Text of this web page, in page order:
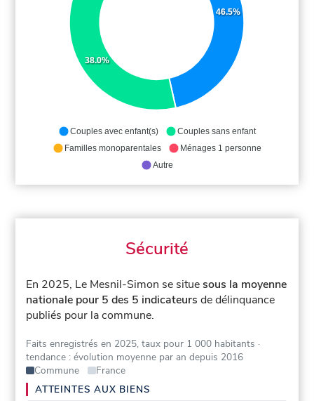
46.5%
38.0%
Couples avec enfant(s)
Couples sans enfant
Familles monoparentales
Ménages 1 personne
Autre
Sécurité
En 2025, Le Mesnil-Simon se situesous la moyenne
nationale pour 5 des 5 indicateurs de délinquance
publiés pour la commune.
Faits enregistrés en 2025, taux pour 1 000 habitants ·
tendance : évolution moyenne par an depuis 2016
Commune
France
ATTEINTES AUX BIENS